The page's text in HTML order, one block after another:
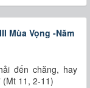
Mùa Vọng -Năm
đến chăng, hay
(Mt 11, 2-11)